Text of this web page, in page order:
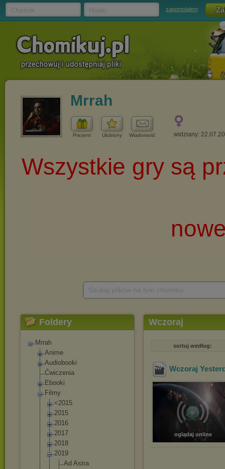
zapomniałem
Mrrah
Prezent Ulubiony Wiadomość widziany:
Foldery
Mrrah
Anime
Audiobooki
Ćwiczenia
Ebooki
Filmy
<2015
2015
2016
2017
2018
2019
Ad Astra
Wczoraj
sortuj według:
Wczoraj
oglądaj online